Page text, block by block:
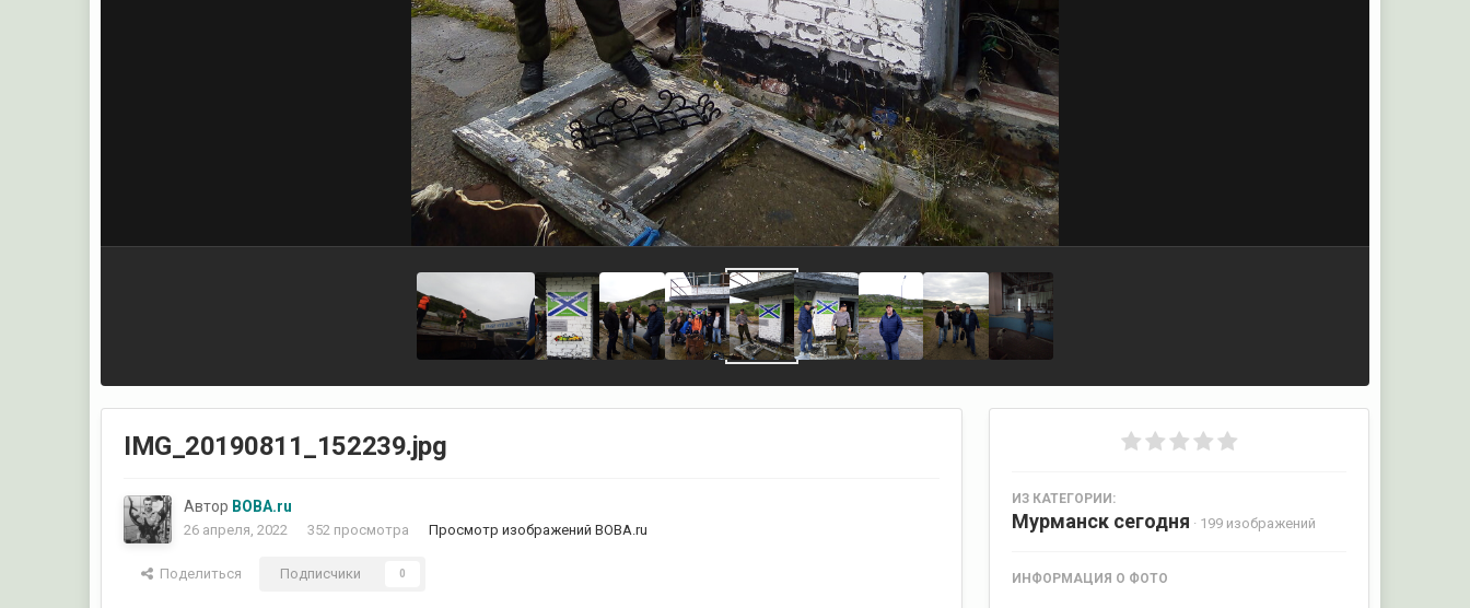
IMG_20190811_152239.jpg
Автор ВОВА.ru
26 апреля, 2022 352 просмотра Просмотр изображений ВОВА.ru
Поделиться Подписчики 0
ИЗ КАТЕГОРИИ:
Мурманск сегодня · 199 изображений
ИНФОРМАЦИЯ О ФОТО